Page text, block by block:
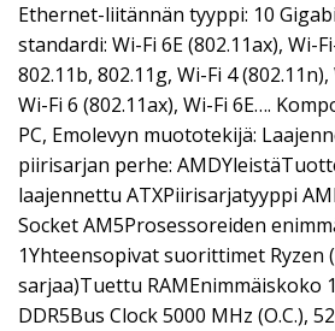
Ethernet-liitännän tyyppi: 10
standardi: Wi-Fi 6E (802.11ax), Wi-
802.11b, 802.11g, Wi-Fi 4 (802.11n),
Wi-Fi 6 (802.11ax), Wi-Fi 6E….
PC, Emolevyn muototekijä:
piirisarjan perhe:
laajennettu ATXPiirisarjatyyppi
Socket AM5Prosessoreiden
1Yhteensopivat suorittimet Ryzen
sarjaa)Tuettu RAMEnimmäiskoko
DDR5Bus Clock 5000 MHz (O.C.),